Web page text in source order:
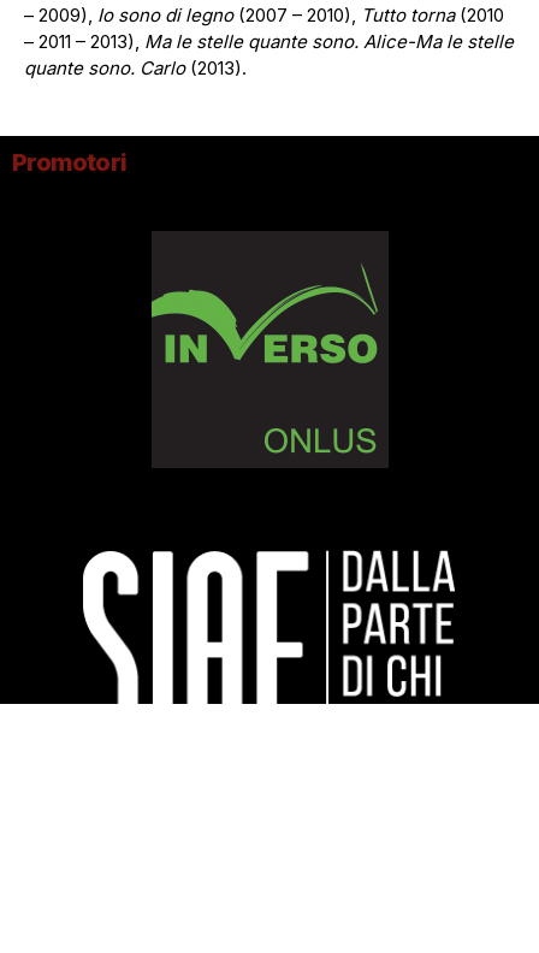
– 2009), Io sono di legno(2007 – 2010), Tutto torna(2010
– 2011 – 2013), Ma le stelle quante sono. Alice-Ma le stelle
quante sono. Carlo(2013).
Promotori